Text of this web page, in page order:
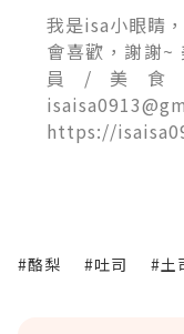
我是isa小眼睛
會喜歡，謝謝
員/美食
https://
#酪梨 #吐司 #土